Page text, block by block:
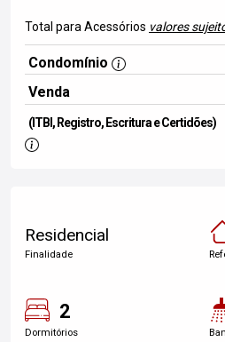
Total para Acessórios valores
Condomínio
Venda
(ITBI, Registro, Escritura e Certidões)
Residencial
Finalidade
2
Dormitórios